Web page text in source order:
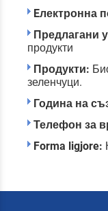
Eлектронна
Предлагани
продукти
Продукти:
зеленчуци.
Година на
Телефон за
Forma ligjore: